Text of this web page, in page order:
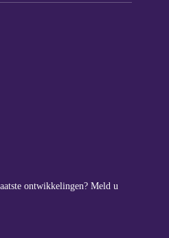
ontwikkelingen? Meld u